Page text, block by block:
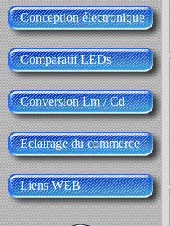
Conception électronique
Comparatif LEDs
Conversion Lm / Cd
Eclairage du commerce
Liens WEB